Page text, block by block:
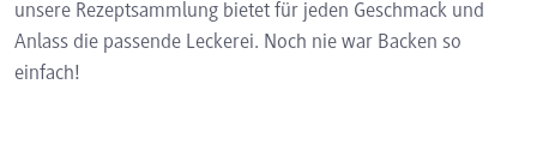
unsere Rezeptsammlung bietet für jeden Geschmack und
Anlass die passende Leckerei. Noch nie war Backen so
einfach!